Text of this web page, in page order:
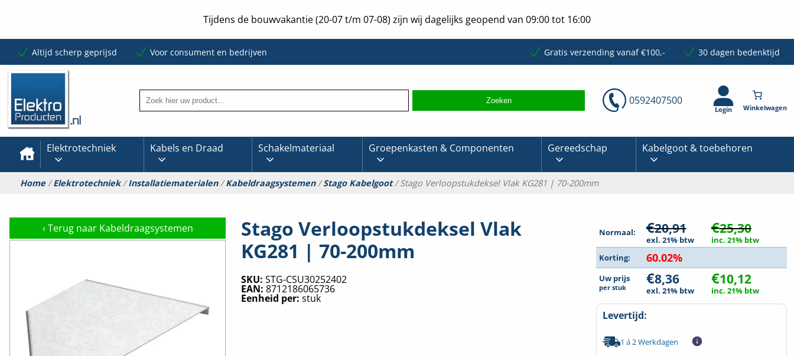
Tijdens de bouwvakantie (20-07 t/m 07-08) zijn wij dagelijks geopend van 09:00 tot 16:00
Altijd scherp geprijsd Voor consument en bedrijven Gratis verzending vanaf €100,- 30 dagen bedenktijd
0592407500
Login
Elektrotechniek Kabels en Draad Schakelmateriaal Groepenkasten & Componenten Gereedschap Kabelgoot & toebehoren
Home/Elektrotechniek/Installatiematerialen/Kabeldraagsystemen/Stago Kabelgoot/ Stago Verloopstukdeksel Vlak KG281 | 70-200mm
‹ Terug naar Kabeldraagsystemen
Stago Verloopstukdeksel Vlak
KG281 | 70-200mm
SKU: STG-CSU30252402
EAN: 8712186065736
Eenheid per: stuk
Normaal: €20,91
exl. 21% btw
€25,30
inc. 21% btw
Korting:
60.02%
Uw prijs
per stuk €8,36
exl. 21% btw
€10,12
inc. 21% btw
Levertijd:
1 á 2 Werkdagen